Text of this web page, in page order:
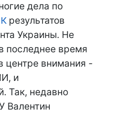
дела по
результатов
Украины. Не
последнее время
центре внимания -
и
Так, недавно
Валентин